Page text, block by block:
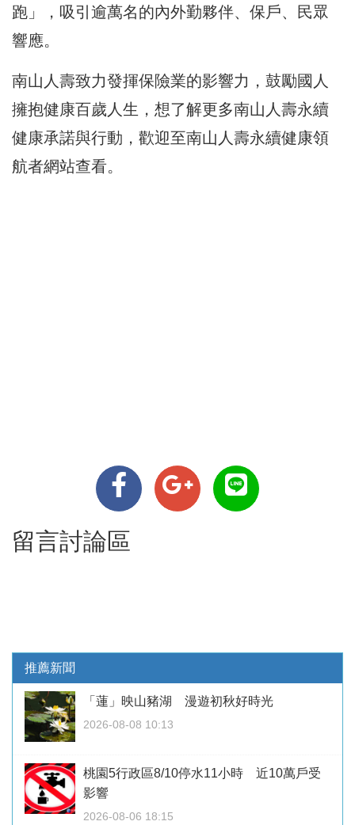
跑」，吸引逾萬名的內外勤夥伴、保戶、民眾
響應。
南山人壽致力發揮保險業的影響力，鼓勵國人
擁抱健康百歲人生，想了解更多南山人壽永續
健康承諾與行動，歡迎至南山人壽永續健康領
航者網站查看。
留言討論區
推薦新聞
「蓮」映山豬湖 漫遊初秋好時光
2026-08-08 10:13
桃園5行政區8/10停水11小時 近10萬戶受
影響
2026-08-06 18:15